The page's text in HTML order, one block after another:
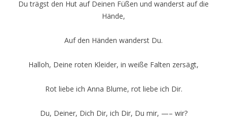
Du trägst den Hut auf Deinen Füßen und wanderst auf die
Hände,
Auf den Händen wanderst Du.
Halloh, Deine roten Kleider, in weiße Falten zersägt,
Rot liebe ich Anna Blume, rot liebe ich Dir.
Du, Deiner, Dich Dir, ich Dir, Du mir, —– wir?